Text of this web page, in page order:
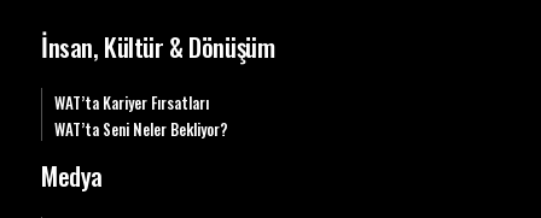
İnsan, Kültür & Dönüşüm
WAT’ta Kariyer Fırsatları
WAT’ta Seni Neler Bekliyor?
Medya